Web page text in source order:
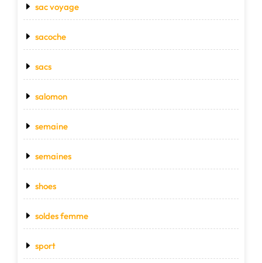
sac voyage
sacoche
sacs
salomon
semaine
semaines
shoes
soldes femme
sport